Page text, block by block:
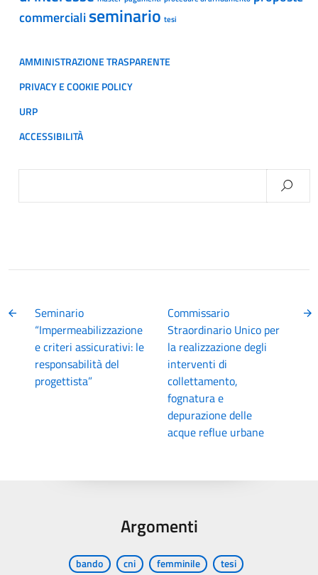
commercialiseminario tesi
AMMINISTRAZIONE TRASPARENTE
PRIVACY E COOKIE POLICY
URP
ACCESSIBILITÀ
Seminario
“Impermeabilizzazione
e criteri assicurativi: le
responsabilità del
progettista”
Commissario
Straordinario Unico per
la realizzazione degli
interventi di
collettamento,
fognatura e
depurazione delle
acque reflue urbane
Argomenti
bando cni femminile tesi